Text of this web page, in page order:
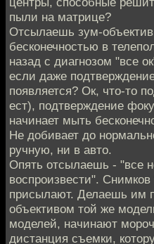
пыли на матрице?
Отсылаешь зум-
бесконечностью в
назад с диагнозом "все
если даже
появляется? Ок, что-то
ест), подтверждение
начинает мыть
Не добивает до
ручную, ни в авто.
Опять отсылаешь - "все
воспроизвести".
присылают. Делаешь им
объективом той же
моделей, начинают
дистанция съемки,